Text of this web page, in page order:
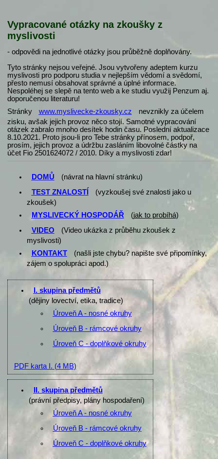
Vypracované otázky na zkoušky z
myslivosti
- odpovědi na jednotlivé otázky jsou průběžně doplňovány.
Tyto stránky nejsou veřejné. Jsou vytvořeny adeptem kurzu
myslivosti pro podporu studia v nejlepším vědomí a svědomí,
přesto nemusí obsahovat správné a úplné informace.
Nespoléhej se slepě na tento web a ke studiu využij Penzum aj.
doporučenou literaturu!
Stránky
www.myslivecke-zkousky.cz
nevznikly za účelem
zisku, avšak jejich provoz něco stojí. Samotné vypracování
otázek zabralo mnoho desítek hodin času. Poslední aktualizace
8.10.2021. Proto jsou-li pro Tebe stránky přínosem, podpoř,
prosím, jejich provoz a údržbu zasláním libovolné částky na
účet Fio 2501624072 / 2010. Díky a myslivosti zdar!
DOMŮ
(návrat na hlavní stránku)
TEST ZNALOSTÍ
(vyzkoušej své znalosti jako u
zkoušek)
MYSLIVECKÝ HOSPODÁŘ
(jak to probíhá)
VIDEO
(Video ukázka z průběhu zkoušek z
myslivosti)
KONTAKT
(našli jste chybu? napište své připomínky,
zájem o spolupráci apod.)
I. skupina předmětů
(dějiny lovectví, etika, tradice)
Úroveň A - nosné okruhy
Úroveň B - rámcové okruhy
Úroveň C - doplňkové okruhy
PDF karta I. (4 MB)
II. skupina předmětů
(právní předpisy, plány hospodaření)
Úroveň A - nosné okruhy
Úroveň B - rámcové okruhy
Úroveň C - doplňkové okruhy